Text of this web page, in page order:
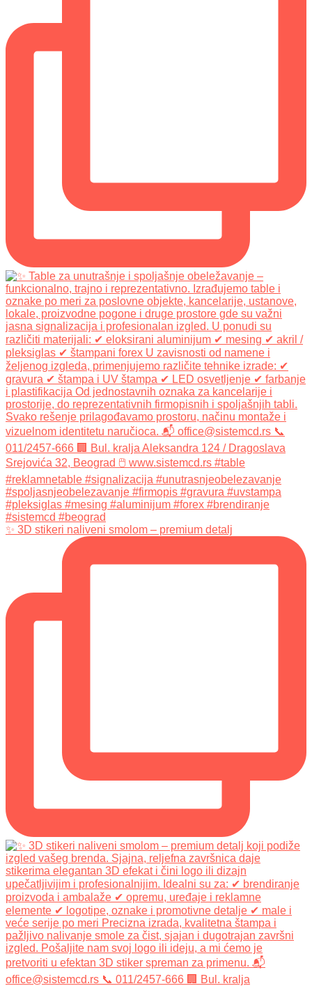
✨ 3D stikeri naliveni smolom – premium detalj